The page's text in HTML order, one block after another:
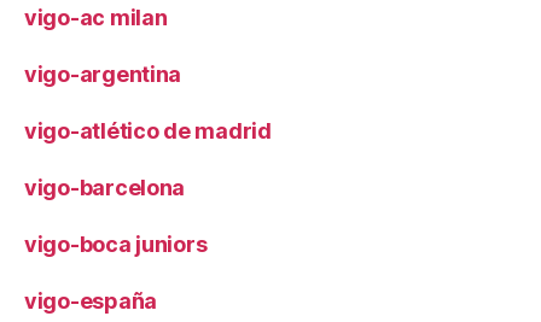
vigo-ac milan
vigo-argentina
vigo-atlético de madrid
vigo-barcelona
vigo-boca juniors
vigo-españa